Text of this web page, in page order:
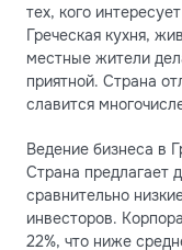
тех, кого
Греческая кухня,
местные жители
приятной. Страна
славится
Ведение бизнеса в
Страна предлагает
сравнительно
инвесторов.
22%, что ниже